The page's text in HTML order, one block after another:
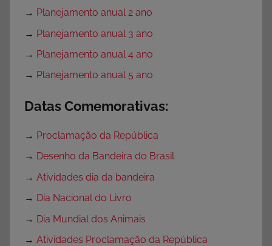
→ Planejamento anual 2 ano
→ Planejamento anual 3 ano
→ Planejamento anual 4 ano
→ Planejamento anual 5 ano
Datas Comemorativas:
→ Proclamação da República
→ Desenho da Bandeira do Brasil
→ Atividades dia da bandeira
→ Dia Nacional do Livro
→ Dia Mundial dos Animais
→ Atividades Proclamação da República